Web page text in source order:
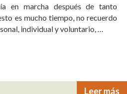
en marcha después de tanto
es mucho tiempo, no recuerdo
individual y voluntario, …
Leer más